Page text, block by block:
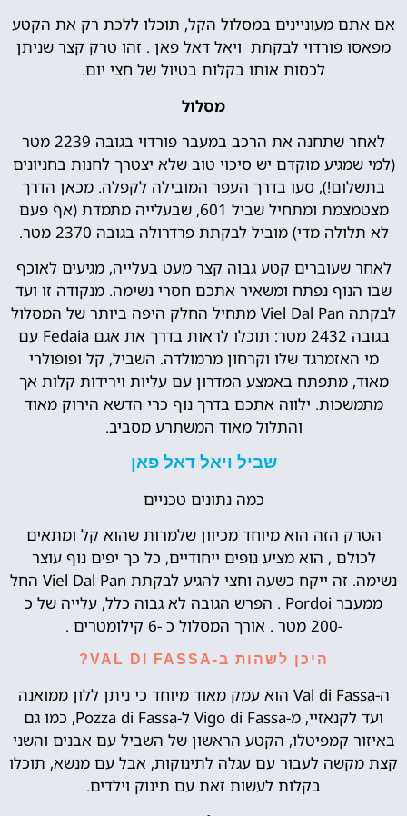
אם אתם מעוניינים במסלול הקל, תוכלו ללכת רק את הקטע
מפאסו פורדוי לבקתת ויאל דאל פאן . זהו טרק קצר שניתן
לכסות אותו בקלות בטיול של חצי יום.
מסלול
לאחר שתחנה את הרכב במעבר פורדוי בגובה 2239 מטר
(למי שמגיע מוקדם יש סיכוי טוב שלא יצטרך לחנות בחניונים
בתשלום!), סעו בדרך העפר המובילה לקפלה. מכאן הדרך
מצטמצמת ומתחיל שביל 601, שבעלייה מתמדת (אף פעם
לא תלולה מדי) מוביל לבקתת פרדרולה בגובה 2370 מטר.
לאחר שעוברים קטע גבוה קצר מעט בעלייה, מגיעים לאוכף
שבו הנוף נפתח ומשאיר אתכם חסרי נשימה. מנקודה זו ועד
לבקתה Viel Dal Pan מתחיל החלק היפה ביותר של המסלול
בגובה 2432 מטר: תוכלו לראות בדרך את אגם Fedaia עם
מי האזמרגד שלו וקרחון מרמולדה. השביל, קל ופופולרי
מאוד, מתפתח באמצע המדרון עם עליות וירידות קלות אך
מתמשכות. ילווה אתכם בדרך נוף כרי הדשא הירוק מאוד
והתלול מאוד המשתרע מסביב.
שביל ויאל דאל פאן
כמה נתונים טכניים
הטרק הזה הוא מיוחד מכיוון שלמרות שהוא קל ומתאים
לכולם , הוא מציע נופים ייחודיים, כל כך יפים נוף עוצר
נשימה. זה ייקח כשעה וחצי להגיע לבקתת Viel Dal Pan החל
ממעבר Pordoi . הפרש הגובה לא גבוה כלל, עלייה של כ
-200 מטר . אורך המסלול כ -6 קילומטרים .
היכן לשהות ב-VAL DI FASSA?
ה-Val di Fassa הוא עמק מאוד מיוחד כי ניתן ללון ממואנה
ועד לקנאזיי, מ-Vigo di Fassa ל-Pozza di Fassa, כמו גם
באיזור קמפיטלו, הקטע הראשון של השביל עם אבנים והשני
קצת מקשה לעבור עם עגלה לתינוקות, אבל עם מנשא, תוכלו
בקלות לעשות זאת עם תינוק וילדים.